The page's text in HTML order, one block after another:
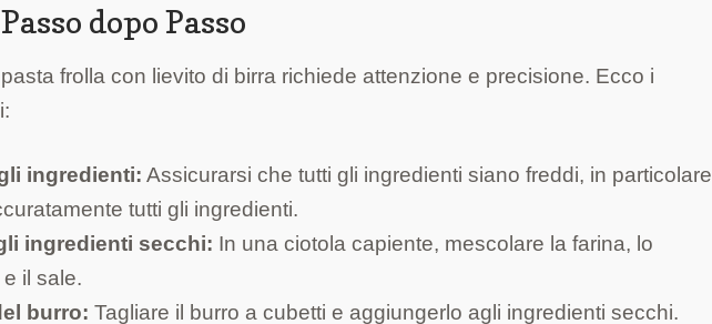
dopo Passo
frolla con lievito di birra richiede attenzione e precisione. Ecco i
ingredienti: Assicurarsi che tutti gli ingredienti siano freddi, in particolare
tutti gli ingredienti.
ingredienti secchi: In una ciotola capiente, mescolare la farina, lo
il sale.
burro: Tagliare il burro a cubetti e aggiungerlo agli ingredienti secchi.